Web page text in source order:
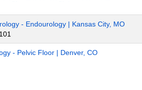
- Endourology | Kansas City, MO
- Pelvic Floor | Denver, CO